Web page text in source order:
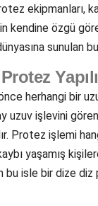
ekipmanları,
kendine özgü
herhangi bir
uzuv işlevini
Protez işlemi
yaşamış
bu isle bir dize